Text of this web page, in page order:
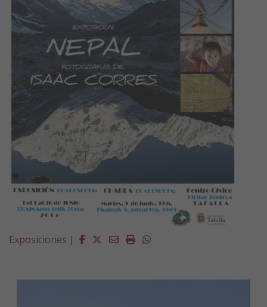
Exposiciones | Facebook
Twitter
EmailImprimirWhatsapp